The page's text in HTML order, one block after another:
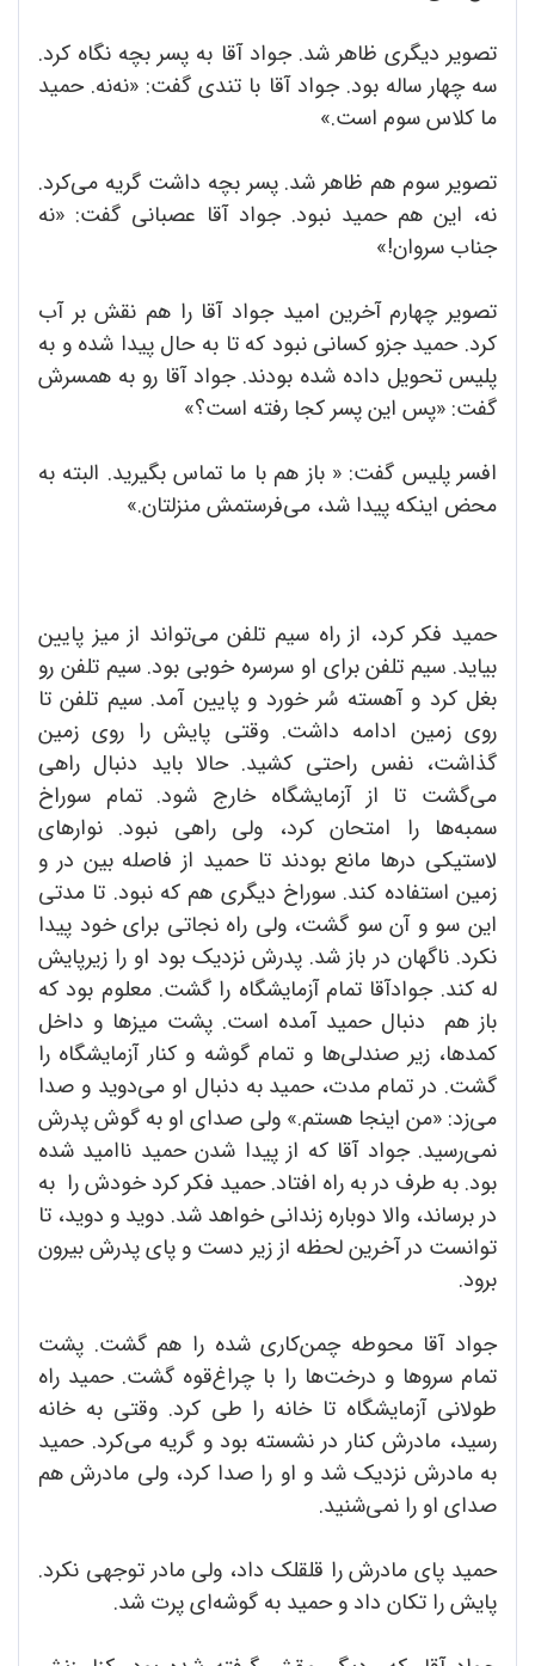
تصویر دیگری ظاهر شد. جواد آقا به پسر بچه نگاه کرد.
سه چهار ساله بود. جواد آقا با تندی گفت: «نه‌نه. حمید
ما کلاس سوم است.»
تصویر سوم هم ظاهر شد. پسر بچه داشت گریه می‌کرد.
نه، این هم حمید نبود. جواد آقا عصبانی گفت: «نه
جناب سروان!»
تصویر چهارم آخرین امید جواد آقا را هم نقش بر آب
کرد. حمید جزو کسانی نبود که تا به حال پیدا شده و به
پلیس تحویل داده شده بودند. جواد آقا رو به همسرش
گفت: «پس این پسر کجا رفته است؟»
افسر پلیس گفت: « باز هم با ما تماس بگیرید. البته به
محض اینکه پیدا شد، می‌فرستمش منزلتان.»
حمید فکر کرد، از راه سیم تلفن می‌تواند از میز پایین
بیاید. سیم تلفن برای او سرسره خوبی بود. سیم تلفن رو
بغل کرد و آهسته سُر خورد و پایین آمد. سیم تلفن تا
روی زمین ادامه داشت. وقتی پایش را روی زمین
گذاشت، نفس راحتی کشید. حالا باید دنبال راهی
می‌گشت تا از آزمایشگاه خارج شود. تمام سوراخ
سمبه‌ها را امتحان کرد، ولی راهی نبود. نوارهای
لاستیکی درها مانع بودند تا حمید از فاصله بین در و
زمین استفاده کند. سوراخ دیگری هم که نبود. تا مدتی
این سو و آن سو گشت، ولی راه نجاتی برای خود پیدا
نکرد. ناگهان در باز شد. پدرش نزدیک بود او را زیرپایش
له کند. جوادآقا تمام آزمایشگاه را گشت. معلوم بود که
باز هم دنبال حمید آمده است. پشت میزها و داخل
کمدها، زیر صندلی‌ها و تمام گوشه و کنار آزمایشگاه را
گشت. در تمام مدت، حمید به دنبال او می‌دوید و صدا
می‌زد: «من اینجا هستم.» ولی صدای او به گوش پدرش
نمی‌رسید. جواد آقا که از پیدا شدن حمید ناامید شده
بود. به طرف در به راه افتاد. حمید فکر کرد خودش را به
در برساند، والا دوباره زندانی خواهد شد. دوید و دوید، تا
توانست در آخرین لحظه از زیر دست و پای پدرش بیرون
برود.
جواد آقا محوطه چمن‌کاری شده را هم گشت. پشت
تمام سروها و درخت‌ها را با چراغ‌قوه گشت. حمید راه
طولانی آزمایشگاه تا خانه را طی کرد. وقتی به خانه
رسید، مادرش کنار در نشسته بود و گریه می‌کرد. حمید
به مادرش نزدیک شد و او را صدا کرد، ولی مادرش هم
صدای او را نمی‌شنید.
حمید پای مادرش را قلقلک داد، ولی مادر توجهی نکرد.
پایش را تکان داد و حمید به گوشه‌ای پرت شد.